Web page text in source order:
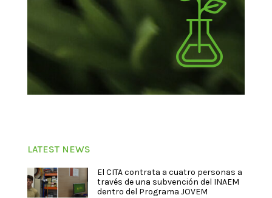
LATEST NEWS
El CITA contrata a cuatro personas a
través de una subvención del INAEM
dentro del Programa JOVEM